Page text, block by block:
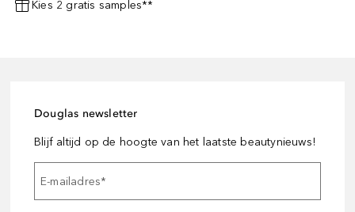
Kies 2 gratis samples**
Douglas newsletter
Blijf altijd op de hoogte van het laatste beautynieuws!
E-mailadres*